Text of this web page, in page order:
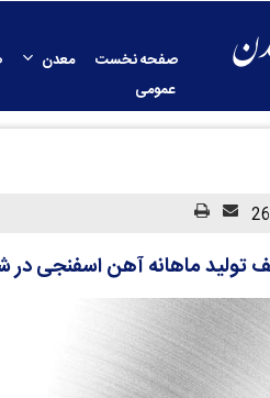
صفحه نخست معدن
عمومی
تولید ماهانه آهن اسفنجی در